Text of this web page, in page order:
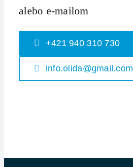
alebo e-mailom
+421 940 310 730
info.olida@gmail.com